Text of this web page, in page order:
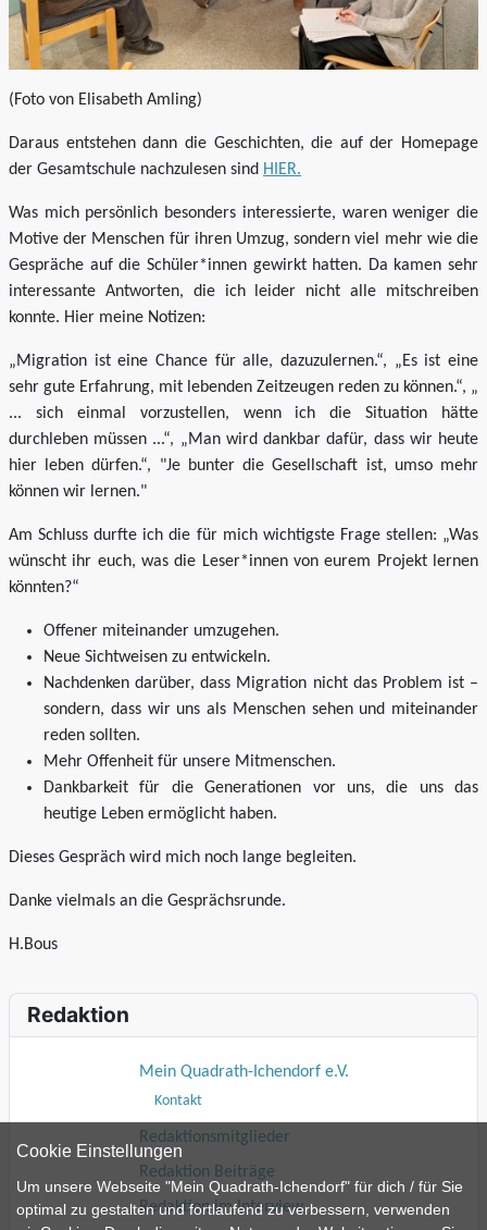
(Foto von Elisabeth Amling)
Daraus entstehen dann die Geschichten, die auf der Homepage
der Gesamtschule nachzulesen sind HIER.
Was mich persönlich besonders interessierte, waren weniger die
Motive der Menschen für ihren Umzug, sondern viel mehr wie die
Gespräche auf die Schüler*innen gewirkt hatten. Da kamen sehr
interessante Antworten, die ich leider nicht alle mitschreiben
konnte. Hier meine Notizen:
„Migration ist eine Chance für alle, dazuzulernen.“, „Es ist eine
sehr gute Erfahrung, mit lebenden Zeitzeugen reden zu können.“, „
... sich einmal vorzustellen, wenn ich die Situation hätte
durchleben müssen ...“, „Man wird dankbar dafür, dass wir heute
hier leben dürfen.“, "Je bunter die Gesellschaft ist, umso mehr
können wir lernen."
Am Schluss durfte ich die für mich wichtigste Frage stellen: „Was
wünscht ihr euch, was die Leser*innen von eurem Projekt lernen
könnten?“
Offener miteinander umzugehen.
Neue Sichtweisen zu entwickeln.
Nachdenken darüber, dass Migration nicht das Problem ist –
sondern, dass wir uns als Menschen sehen und miteinander
reden sollten.
Mehr Offenheit für unsere Mitmenschen.
Dankbarkeit für die Generationen vor uns, die uns das
heutige Leben ermöglicht haben.
Dieses Gespräch wird mich noch lange begleiten.
Danke vielmals an die Gesprächsrunde.
H.Bous
Redaktion
Mein Quadrath-Ichendorf e.V.
Kontakt
Redaktionsmitglieder
Redaktion Beiträge
Redaktion im Interview
Cookie Einstellungen
Um unsere Webseite "Mein Quadrath-Ichendorf" für dich / für Sie
optimal zu gestalten und fortlaufend zu verbessern, verwenden